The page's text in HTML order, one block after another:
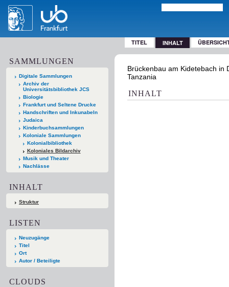
TITEL INHALT
SAMMLUNGEN
Digitale Sammlungen
Archiv der
Universitätsbibliothek JCS
Biologie
Frankfurt und Seltene Drucke
Handschriften und Inkunabeln
Judaica
Kinderbuchsammlungen
Koloniale Sammlungen
Kolonialbibliothek
Koloniales Bildarchiv
Musik und Theater
Nachlässe
INHALT
Struktur
LISTEN
Neuzugänge
Titel
Ort
Autor / Beteiligte
CLOUDS
Brückenbau am Kidetebach in
Tanzania
INHALT